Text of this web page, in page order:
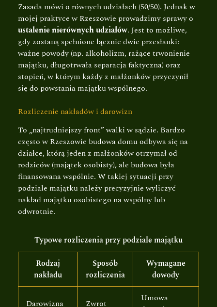
Zasada mówi o równych udziałach (50/50). Jednak w
mojej praktyce w Rzeszowie prowadzimy sprawy o
ustalenie nierównych udziałów. Jest to możliwe,
gdy zostaną spełnione łącznie dwie przesłanki:
ważne powody (np. alkoholizm, rażące trwonienie
majątku, długotrwała separacja faktyczna) oraz
stopień, w którym każdy z małżonków przyczynił
się do powstania majątku wspólnego.
Rozliczenie nakładów i darowizn
To „najtrudniejszy front” walki w sądzie. Bardzo
często w Rzeszowie budowa domu odbywa się na
działce, którą jeden z małżonków otrzymał od
rodziców (majątek osobisty), ale budowa była
finansowana wspólnie. W takiej sytuacji przy
podziale majątku należy precyzyjnie wyliczyć
nakład majątku osobistego na wspólny lub
odwrotnie.
Typowe rozliczenia przy podziale majątku
Rodzaj
nakładu
Sposób
rozliczenia
Wymagane
dowody
Darowizna
Zwrot
Umowa